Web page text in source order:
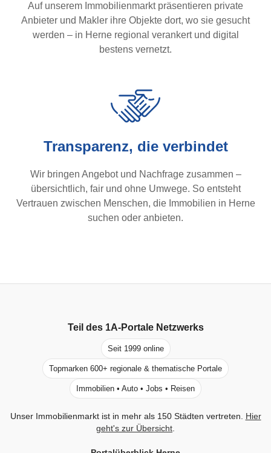
Auf unserem Immobilienmarkt präsentieren private
Anbieter und Makler ihre Objekte dort, wo sie gesucht
werden – in Herne regional verankert und digital
bestens vernetzt.
Transparenz, die verbindet
Wir bringen Angebot und Nachfrage zusammen –
übersichtlich, fair und ohne Umwege. So entsteht
Vertrauen zwischen Menschen, die Immobilien in Herne
suchen oder anbieten.
Teil des 1A-PortaleNetzwerks
Seit 1999 online
Topmarken 600+ regionale & thematische Portale
Immobilien • Auto • Jobs • Reisen
Unser Immobilienmarkt ist in mehr als 150 Städten vertreten.
Hier
geht's zur Übersicht